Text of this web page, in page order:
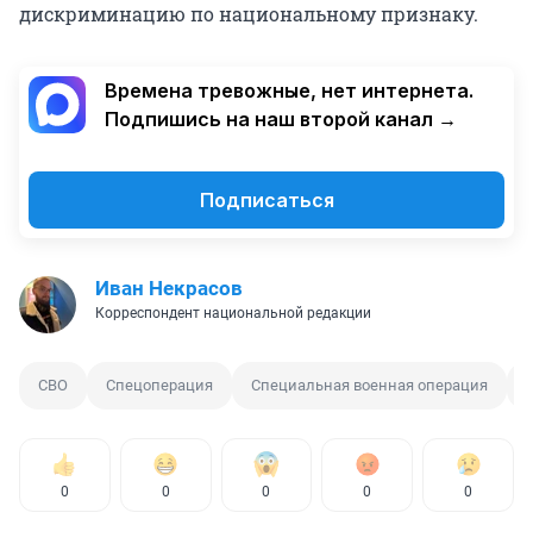
дискриминацию по национальному признаку.
Времена тревожные, нет интернета.
Подпишись на наш второй канал →
Подписаться
Иван Некрасов
Корреспондент национальной редакции
СВО Спецоперация Специальная военная операция
0 0 0 0 0